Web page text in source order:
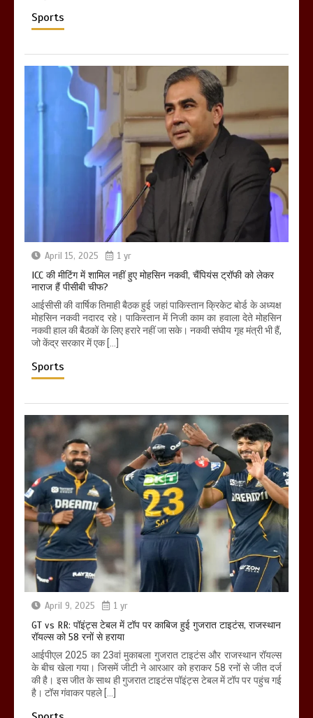
Sports
April 15, 2025 1 yr
ICC की मीटिंग में शामिल नहीं हुए मोहसिन नकवी, चैंपियंस ट्रॉफी को लेकर
नाराज हैं पीसीबी चीफ?
आईसीसी की वार्षिक तिमाही बैठक हुई जहां पाकिस्तान क्रिकेट बोर्ड के अध्यक्ष
मोहसिन नकवी नदारद रहे। पाकिस्तान में निजी काम का हवाला देते मोहसिन
नकवी हाल की बैठकों के लिए हरारे नहीं जा सके। नकवी संघीय गृह मंत्री भी हैं,
जो केंद्र सरकार में एक […]
Sports
April 9, 2025 1 yr
GT vs RR: पॉइंट्स टेबल में टॉप पर काबिज हुई गुजरात टाइटंस, राजस्थान
रॉयल्स को 58 रनों से हराया
आईपीएल 2025 का 23वां मुकाबला गुजरात टाइटंस और राजस्थान रॉयल्स
के बीच खेला गया। जिसमें जीटी ने आरआर को हराकर 58 रनों से जीत दर्ज
की है। इस जीत के साथ ही गुजरात टाइटंस पॉइंट्स टेबल में टॉप पर पहुंच गई
है। टॉस गंवाकर पहले […]